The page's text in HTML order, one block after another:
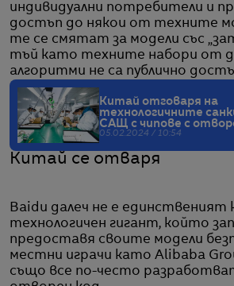
индивидуални потребители и
достъп до някои от техните
те се смятат за модели със
тъй като техните набори от
алгоритми не са публично
Китай отговаря на
технологичните
САЩ с чипове с
05.02.2024 / 10:54
Китай се отваря
Baidu далеч не е единственият
технологичен гигант, който
предоставя своите модели
местни играчи като Alibaba
също все по-често